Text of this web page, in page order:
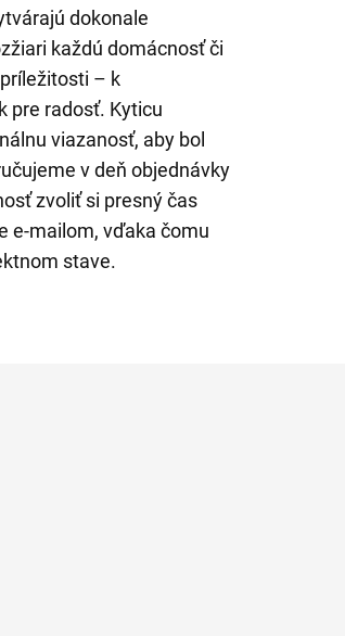
dokonale
každú domácnosť či
– k
pre radosť. Kyticu
viazanosť, aby bol
v deň objednávky
zvoliť si presný čas
e-mailom, vďaka čomu
stave.